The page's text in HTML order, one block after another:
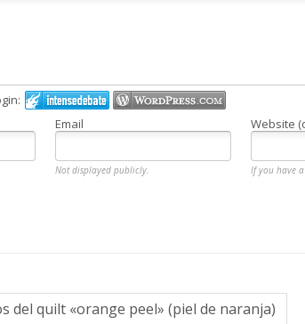
Email Website
Not displayed publicly.
If you have
del quilt «orange peel» (piel de naranja)